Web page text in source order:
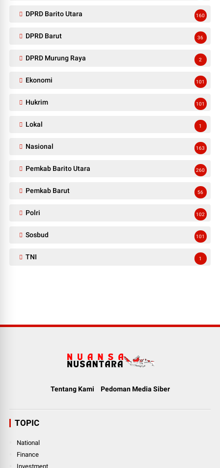
DPRD Barito Utara 160
DPRD Barut 36
DPRD Murung Raya 2
Ekonomi 101
Hukrim 101
Lokal 1
Nasional 163
Pemkab Barito Utara 260
Pemkab Barut 56
Polri 102
Sosbud 101
TNI 1
Tentang Kami Pedoman Media Siber
TOPIC
National
Finance
Investment